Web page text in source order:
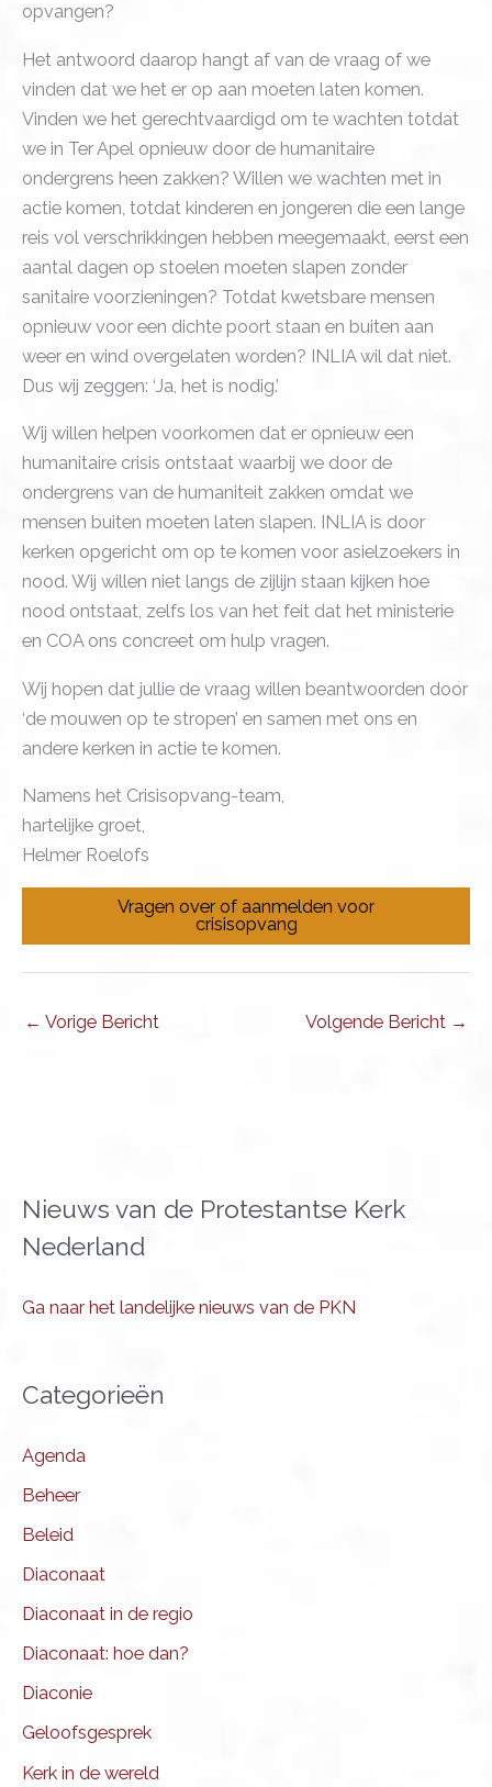
opvangen?
Het antwoord daarop hangt af van de vraag of we
vinden dat we het er op aan moeten laten komen.
Vinden we het gerechtvaardigd om te wachten totdat
we in Ter Apel opnieuw door de humanitaire
ondergrens heen zakken? Willen we wachten met in
actie komen, totdat kinderen en jongeren die een lange
reis vol verschrikkingen hebben meegemaakt, eerst een
aantal dagen op stoelen moeten slapen zonder
sanitaire voorzieningen? Totdat kwetsbare mensen
opnieuw voor een dichte poort staan en buiten aan
weer en wind overgelaten worden? INLIA wil dat niet.
Dus wij zeggen: ‘Ja, het is nodig.’
Wij willen helpen voorkomen dat er opnieuw een
humanitaire crisis ontstaat waarbij we door de
ondergrens van de humaniteit zakken omdat we
mensen buiten moeten laten slapen. INLIA is door
kerken opgericht om op te komen voor asielzoekers in
nood. Wij willen niet langs de zijlijn staan kijken hoe
nood ontstaat, zelfs los van het feit dat het ministerie
en COA ons concreet om hulp vragen.
Wij hopen dat jullie de vraag willen beantwoorden door
‘de mouwen op te stropen’ en samen met ons en
andere kerken in actie te komen.
Namens het Crisisopvang-team,
hartelijke groet,
Helmer Roelofs
Vragen over of aanmelden voor
crisisopvang
← Vorige Bericht Volgende Bericht →
Nieuws van de Protestantse Kerk
Nederland
Ga naar het landelijke nieuws van de PKN
Categorieën
Agenda
Beheer
Beleid
Diaconaat
Diaconaat in de regio
Diaconaat: hoe dan?
Diaconie
Geloofsgesprek
Kerk in de wereld